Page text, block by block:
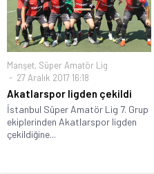
Manşet, Süper Amatör Lig
27 Aralık 2017 16:18
Akatlarspor ligden çekildi
İstanbul Süper Amatör Lig 7. Grup
ekiplerinden Akatlarspor ligden
çekildiğine...